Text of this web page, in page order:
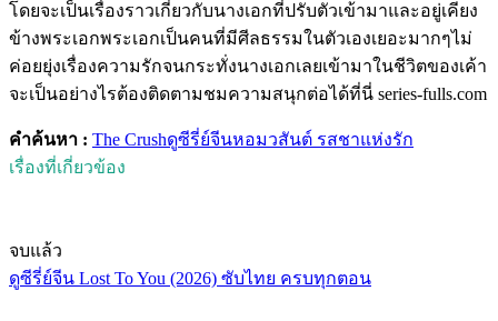
โดยจะเป็นเรื่องราวเกี่ยวกับนางเอกที่ปรับตัวเข้ามาและอยู่เคียง
ข้างพระเอกพระเอกเป็นคนที่มีศีลธรรมในตัวเองเยอะมากๆไม่
ค่อยยุ่งเรื่องความรักจนกระทั่งนางเอกเลยเข้ามาในชีวิตของเค้า
จะเป็นอย่างไรต้องติดตามชมความสนุกต่อได้ที่นี่ series-fulls.com
คำค้นหา : The Crushดูซีรี่ย์จีนหอมวสันต์ รสชาแห่งรัก
เรื่องที่เกี่ยวข้อง
จบแล้ว
ดูซีรี่ย์จีน Lost To You (2026) ซับไทย ครบทุกตอน